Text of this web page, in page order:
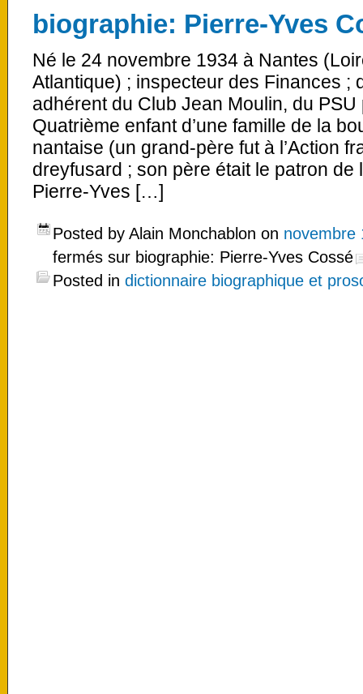
biographie: Pierre-Yves
Né le 24 novembre 1934 à Nantes
Atlantique) ; inspecteur des Finances ;
adhérent du Club Jean Moulin, du
Quatrième enfant d’une famille de la
nantaise (un grand-père fut à l’Action
dreyfusard ; son père était le patron
Pierre-Yves […]
Posted by Alain Monchablon on novembre
fermés sur biographie: Pierre-Yves Cossé
Posted in dictionnaire biographique et